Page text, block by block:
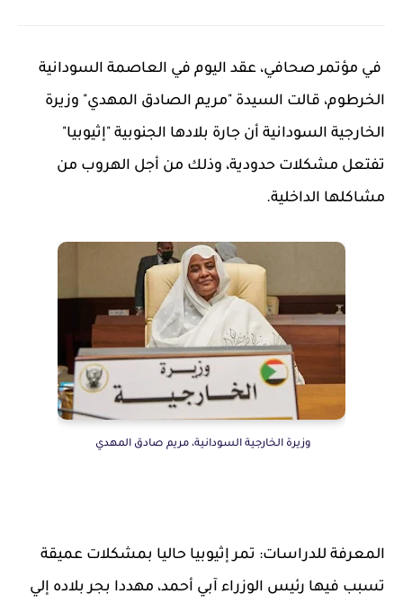
في مؤتمر صحافي، عقد اليوم في العاصمة السودانية
الخرطوم، قالت السيدة "مريم الصادق المهدي" وزيرة
الخارجية السودانية أن جارة بلادها الجنوبية "إثيوبيا"
تفتعل مشكلات حدودية، وذلك من أجل الهروب من
مشاكلها الداخلية.
وزيرة الخارجية السودانية، مريم صادق المهدي
المعرفة للدراسات: تمر إثيوبيا حاليا بمشكلات عميقة
تسبب فيها رئيس الوزراء آبي أحمد، مهددا بجر بلاده إلي